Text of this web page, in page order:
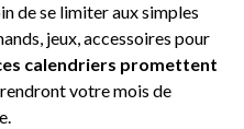
de se limiter aux simples
jeux, accessoires pour
calendriers promettent
votre mois de